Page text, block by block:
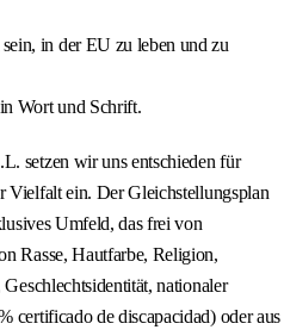
in der EU zu leben und zu
Wort und Schrift.
setzen wir uns entschieden für
Vielfalt ein. Der Gleichstellungsplan
Umfeld, das frei von
Rasse, Hautfarbe, Religion,
nationaler
certificado de discapacidad) oder aus